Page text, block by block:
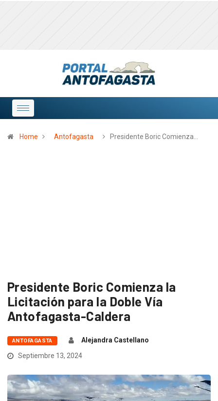
Home Antofagasta Presidente Boric Comienza…
Presidente Boric Comienza la
Licitación para la Doble Vía
Antofagasta-Caldera
ANTOFAGASTA
Alejandra Castellano
Septiembre 13, 2024